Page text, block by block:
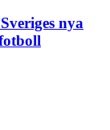
nya